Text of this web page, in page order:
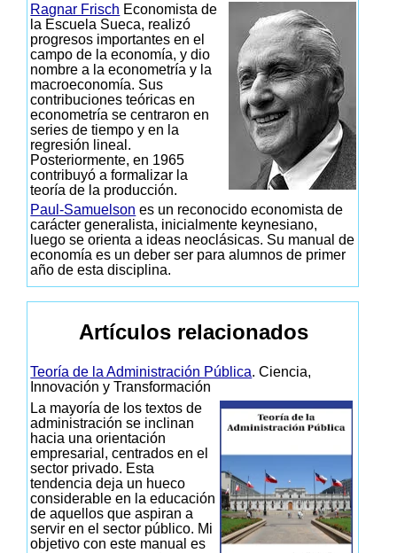
Ragnar Frisch Economista de
la Escuela Sueca, realizó
progresos importantes en el
campo de la economía, y dio
nombre a la econometría y la
macroeconomía. Sus
contribuciones teóricas en
econometría se centraron en
series de tiempo y en la
regresión lineal.
Posteriormente, en 1965
contribuyó a formalizar la
teoría de la producción.
Paul-Samuelson es un reconocido economista de
carácter generalista, inicialmente keynesiano,
luego se orienta a ideas neoclásicas. Su manual de
economía es un deber ser para alumnos de primer
año de esta disciplina.
Artículos relacionados
Teoría de la Administración Pública. Ciencia,
Innovación y Transformación
La mayoría de los textos de
administración se inclinan
hacia una orientación
empresarial, centrados en el
sector privado. Esta
tendencia deja un hueco
considerable en la educación
de aquellos que aspiran a
servir en el sector público. Mi
objetivo con este manual es